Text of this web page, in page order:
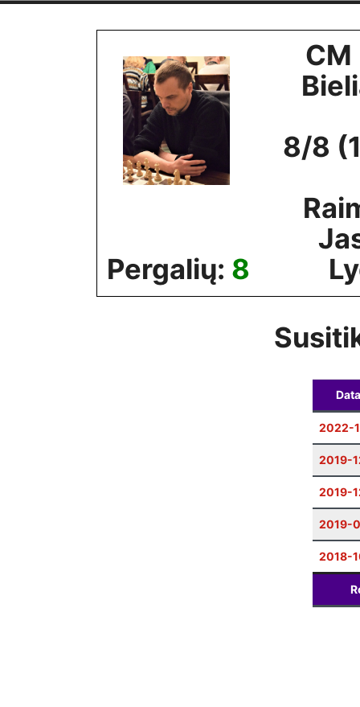
CM
8/8
Pergalių: 8
Data
2022-
2019-
2019-
2019-
2018-